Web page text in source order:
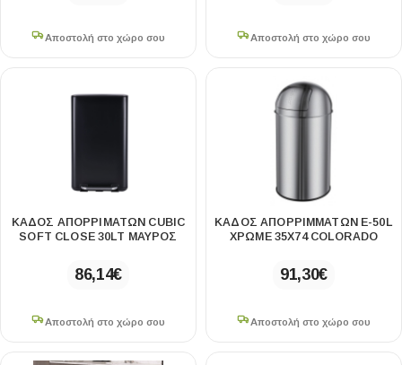
Αποστολή στο χώρο σου Αποστολή στο χώρο σου
ΚΑΔΟΣ ΑΠΟΡΡΙΜΑΤΩΝ CUBIC
SOFT CLOSE 30LT ΜΑΥΡΟΣ
86,14€
Αποστολή στο χώρο σου
ΚΑΔΟΣ ΑΠΟΡΡΙΜΜΑΤΩΝ E-50L
ΧΡΩΜΕ 35Χ74 COLORADO
91,30€
Αποστολή στο χώρο σου